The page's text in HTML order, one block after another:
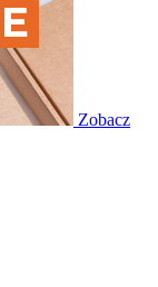
Zobacz